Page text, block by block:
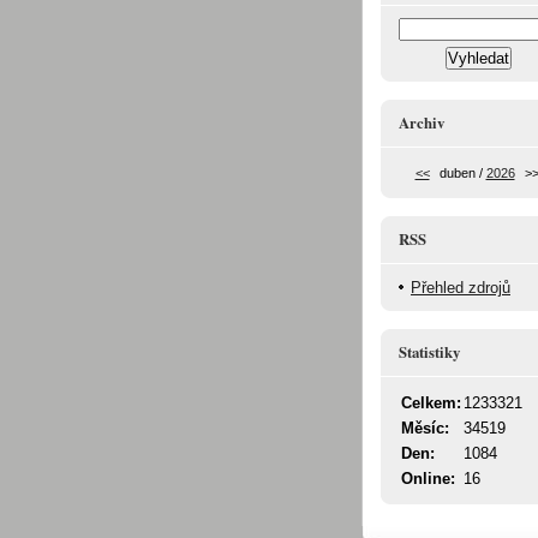
Archiv
<< duben / 2026 >>
RSS
Přehled zdrojů
Statistiky
Online: 16
Celkem: 1233321
Měsíc:
34519
Den:
1084